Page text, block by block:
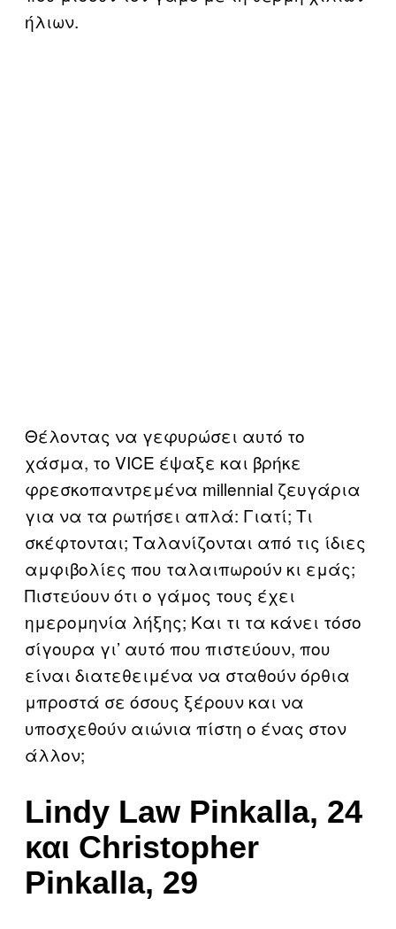
ήλιων.
Θέλοντας να γεφυρώσει αυτό το
χάσμα, το VICE έψαξε και βρήκε
φρεσκοπαντρεμένα millennial ζευγάρια
για να τα ρωτήσει απλά: Γιατί; Τι
σκέφτονται; Ταλανίζονται από τις ίδιες
αμφιβολίες που ταλαιπωρούν κι εμάς;
Πιστεύουν ότι ο γάμος τους έχει
ημερομηνία λήξης; Και τι τα κάνει τόσο
σίγουρα γι’ αυτό που πιστεύουν, που
είναι διατεθειμένα να σταθούν όρθια
μπροστά σε όσους ξέρουν και να
υποσχεθούν αιώνια πίστη ο ένας στον
άλλον;
Lindy Law Pinkalla, 24
και Christopher
Pinkalla, 29